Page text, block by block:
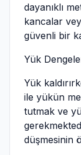
dayanıklı
kancalar
güvenli bir
Yük
Yük
ile yükün
tutmak ve
düşmesinin